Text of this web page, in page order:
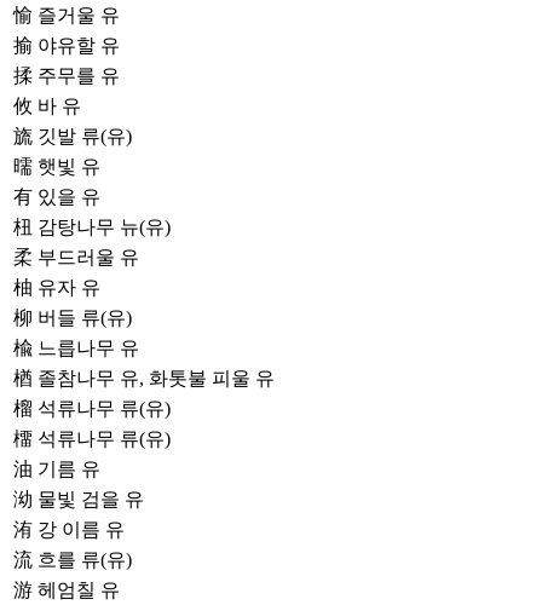
愉 즐거울 유
揄 야유할 유
揉 주무를 유
攸 바 유
旒 깃발 류(유)
曘 햇빛 유
有 있을 유
杻 감탕나무 뉴(유)
柔 부드러울 유
柚 유자 유
柳 버들 류(유)
楡 느릅나무 유
楢 졸참나무 유, 화톳불 피울 유
榴 석류나무 류(유)
橊 석류나무 류(유)
油 기름 유
泑 물빛 검을 유
洧 강 이름 유
流 흐를 류(유)
游 헤엄칠 유